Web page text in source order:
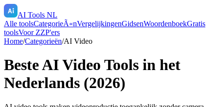
AI Tools NL
Alle toolsCategorieÃ«nVergelijkingenGidsenWoordenboekGratis
toolsVoor ZZP'ers
Home/Categorieën/AI Video
Beste AI Video Tools in het
Nederlands (2026)